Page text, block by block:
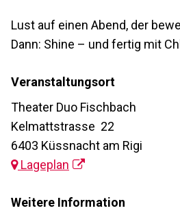
Lust auf einen Abend, der
Dann: Shine – und fertig mit
Veranstaltungsort
Theater Duo Fischbach
Kelmattstrasse 22
6403 Küssnacht am Rigi
Lageplan
Weitere Information